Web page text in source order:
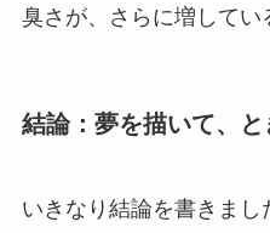
臭さが、さらに増してい
結論：夢を描いて、と
いきなり結論を書きまし